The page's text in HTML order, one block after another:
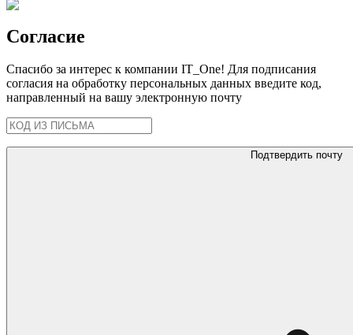
Согласие
Спасибо за интерес к компании IT_One! Для подписания
согласия на обработку персональных данных введите код,
направленный на вашу электронную почту
Подтвердить почту